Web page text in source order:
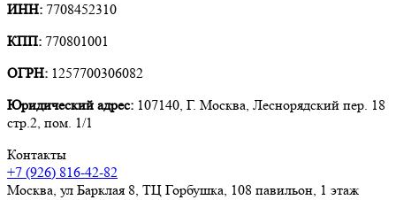
ИНН: 7708452310
КПП: 770801001
ОГРН: 1257700306082
Юридический адрес: 107140, Г. Москва, Леснорядский пер. 18
стр.2, пом. 1/1
Контакты
+7 (926) 816-42-82
Москва, ул Барклая 8, ТЦ Горбушка, 108 павильон, 1 этаж